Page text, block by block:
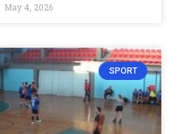
May 4, 2026
SPORT